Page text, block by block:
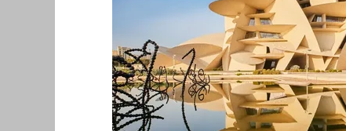
Filosofia Mostre Festività
Relazioni Internazionali Conflitti e